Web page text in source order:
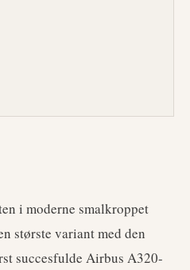
i moderne smalkroppet
største variant med den
succesfulde Airbus A320-